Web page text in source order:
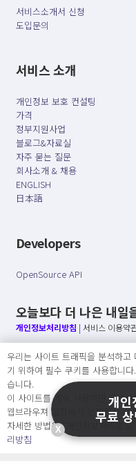
서비스소개서 신청
도입문의
서비스 소개
개인정보 보호 컨설팅
가격
정부지원사업
블로그&자료실
자주 묻는 질문
회사소개 & 채용
ENGLISH
日本語
Developers
OpenSource API
오늘보다 더 나은 내일
개인정보처리방침 | 서비스 이용약
○ 개인정보보호 컴플라이언스를
○ 정보주체의 권리를 보장하겠습
○ 기업의 개인정보보호를 위한 효
Copyright Ⓒ
2026 O.NE PEOPLE Co., Ltd. All
우리는 사이트 트래픽을 분석하
기 위하여 필수 쿠키를 사용합니
습니다.
이 사이트를 계속 사용하면 쿠키
웹브라우져 설정에서 언제든지 쿠
자세한 방법은 “개인정보처리방
리방침
X
개인
무료